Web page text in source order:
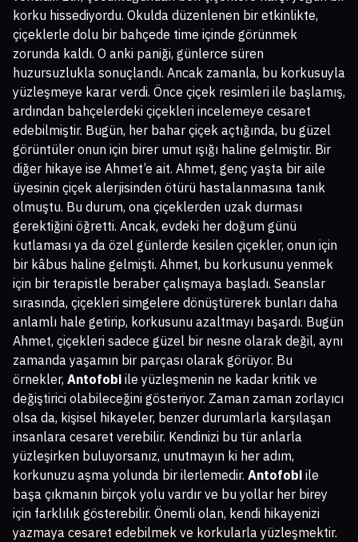
korku hissediyordu. Okulda düzenlenen bir etkinlikte,
çiçeklerle dolu bir bahçede time içinde görünmek
zorunda kaldı. O anki paniği, günlerce süren
huzursuzlukla sonuçlandı. Ancak zamanla, bu korkusuyla
yüzleşmeye karar verdi. Önce çiçek resimleri ile başlamış,
ardından bahçelerdeki çiçekleri incelemeye cesaret
edebilmiştir. Bugün, her bahar çiçek açtığında, bu güzel
görüntüler onun için birer umut ışığı haline gelmiştir. Bir
diğer hikaye ise Ahmet’e ait. Ahmet, genç yaşta bir aile
üyesinin çiçek alerjisinden ötürü hastalanmasına tanık
olmuştu. Bu durum, ona çiçeklerden uzak durması
gerektiğini öğretti. Ancak, evdeki her doğum günü
kutlaması ya da özel günlerde kesilen çiçekler, onun için
bir kâbus haline gelmişti. Ahmet, bu korkusunu yenmek
için bir terapistle beraber çalışmaya başladı. Seanslar
sırasında, çiçekleri simgelere dönüştürerek bunları daha
anlamlı hale getirip, korkusunu azaltmayı başardı. Bugün
Ahmet, çiçekleri sadece güzel bir nesne olarak değil, aynı
zamanda yaşamın bir parçası olarak görüyor. Bu
örnekler, Antofobi ile yüzleşmenin ne kadar kritik ve
değiştirici olabileceğini gösteriyor. Zaman zaman zorlayıcı
olsa da, kişisel hikayeler, benzer durumlarla karşılaşan
insanlara cesaret verebilir. Kendinizi bu tür anlarla
yüzleşirken buluyorsanız, unutmayın ki her adım,
korkunuzu aşma yolunda bir ilerlemedir. Antofobi ile
başa çıkmanın birçok yolu vardır ve bu yollar her birey
için farklılık gösterebilir. Önemli olan, kendi hikayenizi
yazmaya cesaret edebilmek ve korkularla yüzleşmektir.